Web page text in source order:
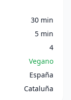
30 min
5 min
4
Vegano
España
Cataluña